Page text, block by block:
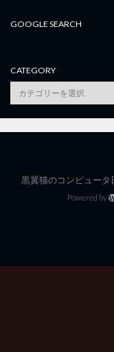
GOOGLE SEARCH
CATEGORY
category
黒翼猫のコンピュータ
Powered by